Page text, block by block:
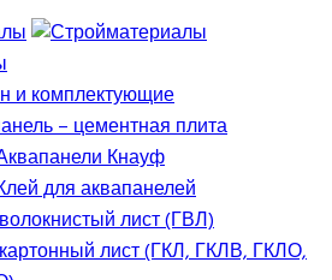
и комплектующие
– цементная плита
Кнауф
для аквапанелей
лист (ГВЛ)
лист (ГКЛ, ГКЛВ, ГКЛО,